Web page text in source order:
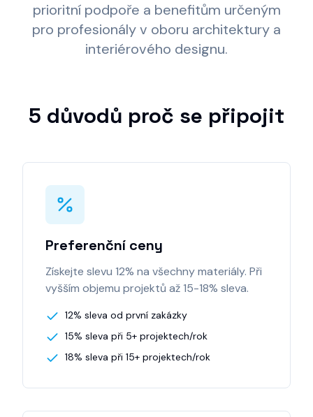
prioritní podpoře a benefitům určeným
pro profesionály v oboru architektury a
interiérového designu.
5 důvodů proč se připojit
Preferenční ceny
Získejte slevu 12% na všechny materiály. Při
vyšším objemu projektů až 15-18% sleva.
12% sleva od první zakázky
15% sleva při 5+ projektech/rok
18% sleva při 15+ projektech/rok